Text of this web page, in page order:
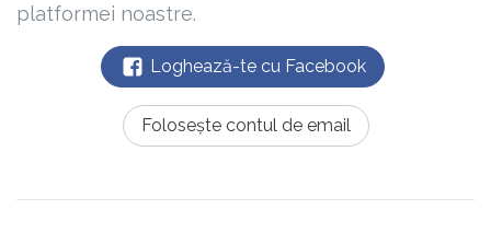
platformei noastre.
Loghează-te cu Facebook
Folosește contul de email